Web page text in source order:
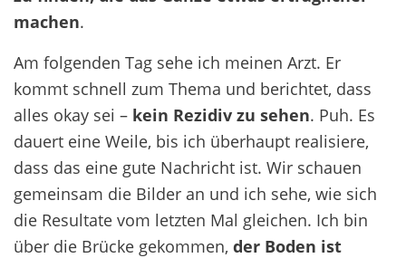
machen.
Am folgenden Tag sehe ich meinen Arzt. Er
kommt schnell zum Thema und berichtet, dass
alles okay sei – kein Rezidiv zu sehen. Puh. Es
dauert eine Weile, bis ich überhaupt realisiere,
dass das eine gute Nachricht ist. Wir schauen
gemeinsam die Bilder an und ich sehe, wie sich
die Resultate vom letzten Mal gleichen. Ich bin
über die Brücke gekommen, der Boden ist